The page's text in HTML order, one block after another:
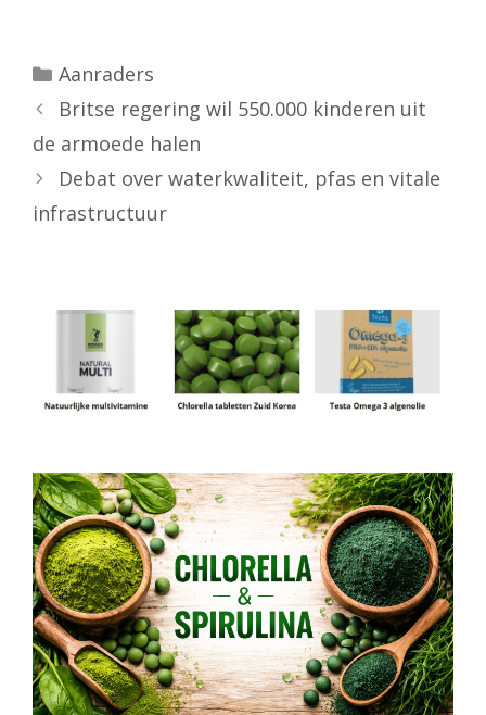
Categorieën
Aanraders
Britse regering wil 550.000 kinderen uit
de armoede halen
Debat over waterkwaliteit, pfas en vitale
infrastructuur